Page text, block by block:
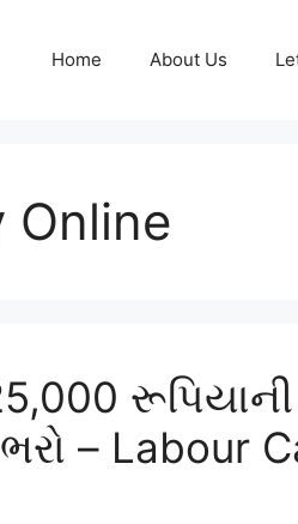
Home About Us
Online
– Labour